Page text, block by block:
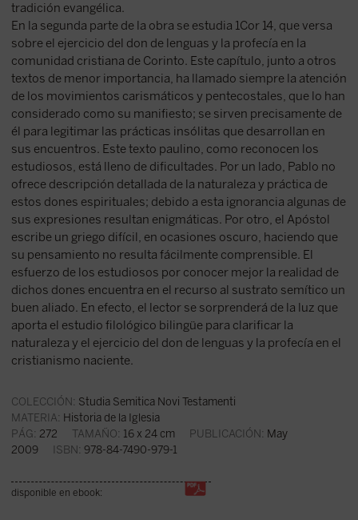
tradición evangélica.
En la segunda parte de la obra se estudia 1Cor 14, que versa
sobre el ejercicio del don de lenguas y la profecía en la
comunidad cristiana de Corinto. Este capítulo, junto a otros
textos de menor importancia, ha llamado siempre la atención
de los movimientos carismáticos y pentecostales, que lo han
considerado como su manifiesto; se sirven precisamente de
él para legitimar las prácticas insólitas que desarrollan en
sus encuentros. Este texto paulino, como reconocen los
estudiosos, está lleno de dificultades. Por un lado, Pablo no
ofrece descripción detallada de la naturaleza y práctica de
estos dones espirituales; debido a esta ignorancia algunas de
sus expresiones resultan enigmáticas. Por otro, el Apóstol
escribe un griego difícil, en ocasiones oscuro, haciendo que
su pensamiento no resulta fácilmente comprensible. El
esfuerzo de los estudiosos por conocer mejor la realidad de
dichos dones encuentra en el recurso al sustrato semítico un
buen aliado. En efecto, el lector se sorprenderá de la luz que
aporta el estudio filológico bilingüe para clarificar la
naturaleza y el ejercicio del don de lenguas y la profecía en el
cristianismo naciente.
COLECCIÓN: Studia Semitica Novi Testamenti
MATERIA: Historia de la Iglesia
PÁG: 272 TAMAÑO: 16 x 24 cm PUBLICACIÓN: May
2009 ISBN: 978-84-7490-979-1
disponible en ebook: